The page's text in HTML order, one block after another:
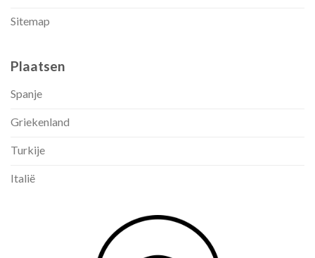
Sitemap
Plaatsen
Spanje
Griekenland
Turkije
Italië